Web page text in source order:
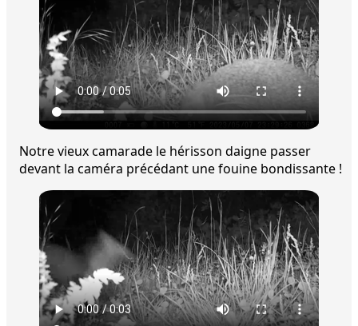
Notre vieux camarade le hérisson daigne passer
devant la caméra précédant une fouine bondissante !